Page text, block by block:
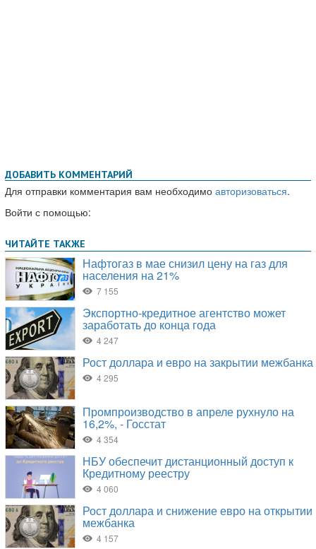
ДОБАВИТЬ КОММЕНТАРИЙ
Для отправки комментария вам необходимо авторизоваться.
Войти с помощью: